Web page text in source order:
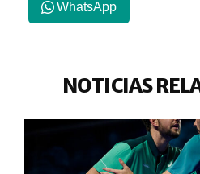
WhatsApp
NOTICIAS